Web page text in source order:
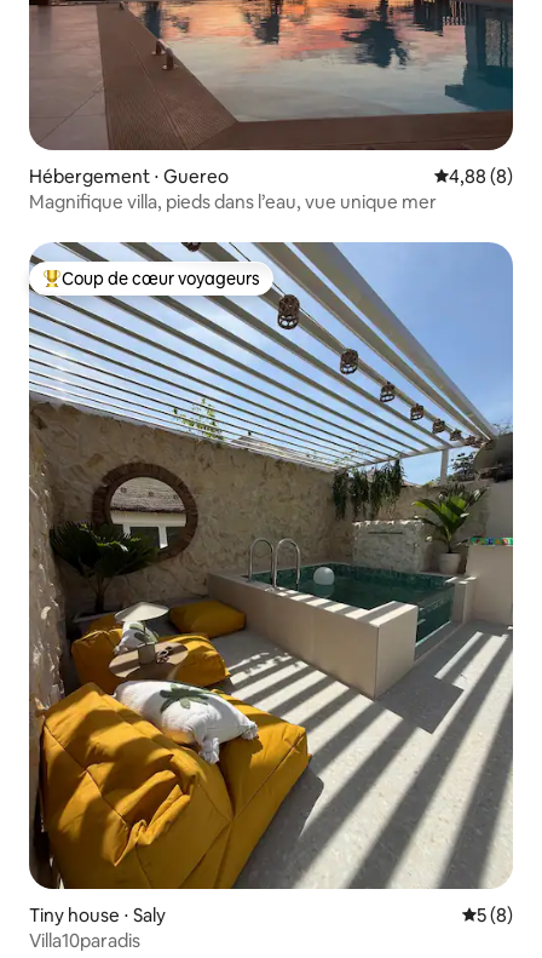
Hébergement ⋅ Guereo Évaluation
4,88 (8)
Magnifique villa, pieds dans l’eau, vue unique mer
Coups de cœur voyageurs les plus appréciés
Coup de cœur voyageurs
Tiny house ⋅ Saly
5 (8)
Villa10paradis